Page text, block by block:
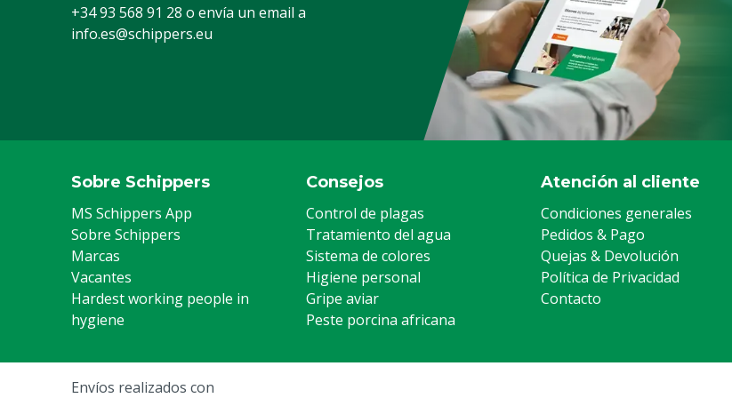
Montaje
G13 (T8/TL-D)
+34 93 568 91 28 o envía un email a
info.es@schippers.eu
Sobre Schippers
MS Schippers App
Sobre Schippers
Marcas
Vacantes
Hardest working people in
hygiene
Consejos
Control de plagas
Tratamiento del agua
Sistema de colores
Higiene personal
Gripe aviar
Peste porcina africana
Atención al cliente
Condiciones generales
Pedidos & Pago
Quejas & Devolución
Política de Privacidad
Contacto
Envíos realizados con